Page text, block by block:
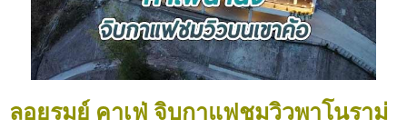
ลอยรมย์ คาเฟ่ จิบกาแฟชมวิวพาโนราม่